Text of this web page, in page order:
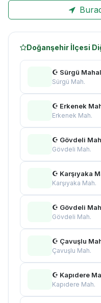
Doğanşehir İlçesi
☪ Sürgü
Sürgü Mah.
☪ Erkenek
Erkenek Mah.
☪ Gövdeli
Gövdeli Mah.
☪ Karşıyaka
Karşıyaka Mah.
☪ Gövdeli
Gövdeli Mah.
☪ Çavuşlu
Çavuşlu Mah.
☪ Kapıdere
Kapıdere Mah.